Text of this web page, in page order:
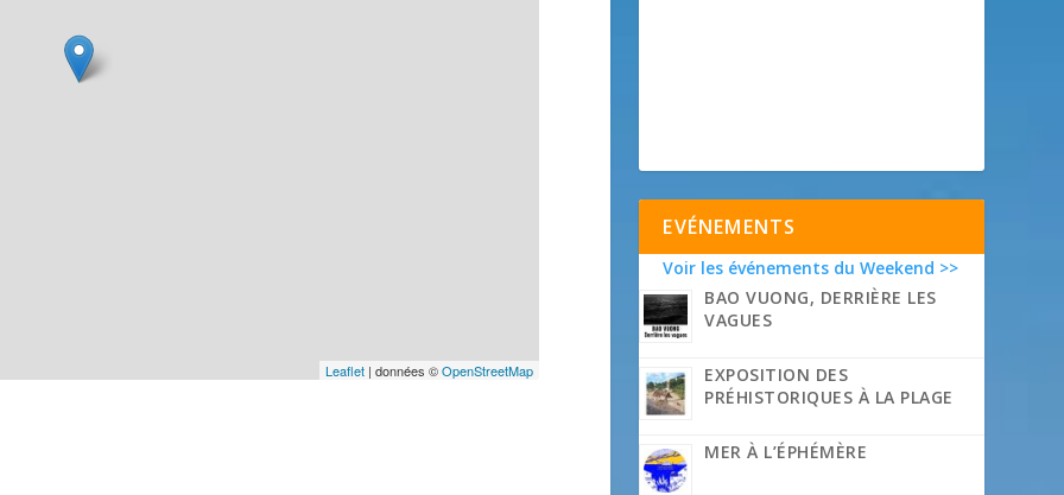
Leaflet | données ©OpenStreetMap
EVÉNEMENTS
Voir les événements du Weekend >>
BAO VUONG, DERRIÈRE LES
VAGUES
EXPOSITION DES
PRÉHISTORIQUES À LA PLAGE
MER À L’ÉPHÉMÈRE